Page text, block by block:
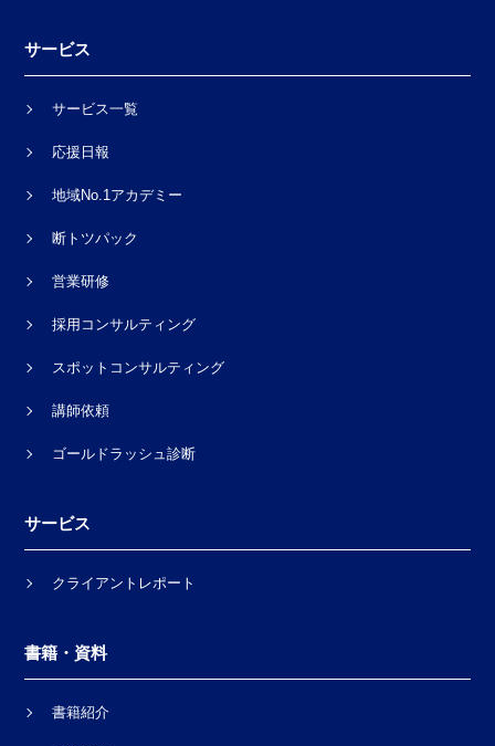
サービス
サービス一覧
応援日報
地域No.1アカデミー
断トツパック
営業研修
採用コンサルティング
スポットコンサルティング
講師依頼
ゴールドラッシュ診断
サービス
クライアントレポート
書籍・資料
書籍紹介